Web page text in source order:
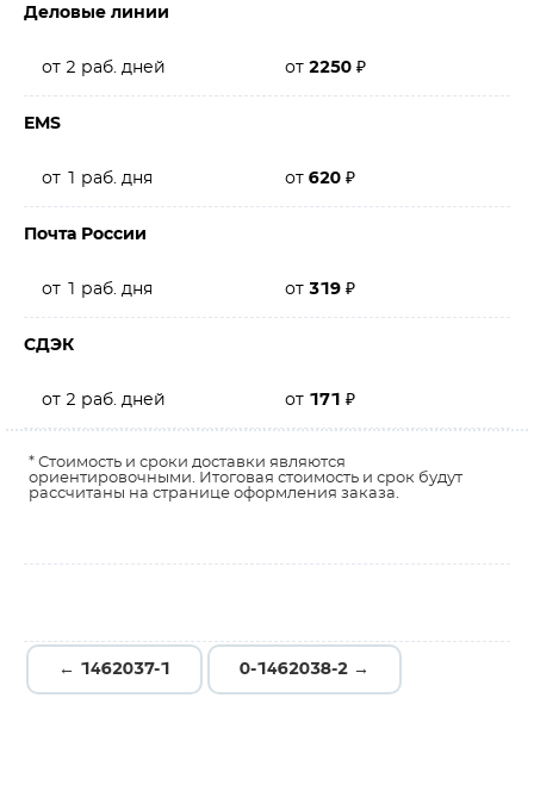
Деловые линии
от 2 раб. дней от 2250 ₽
EMS
от 1 раб. дня от 620 ₽
Почта России
от 1 раб. дня от 319 ₽
СДЭК
от 2 раб. дней от 171 ₽
* Стоимость и сроки доставки являются
ориентировочными. Итоговая стоимость и срок будут
рассчитаны на странице оформления заказа.
← 1462037-1 0-1462038-2 →